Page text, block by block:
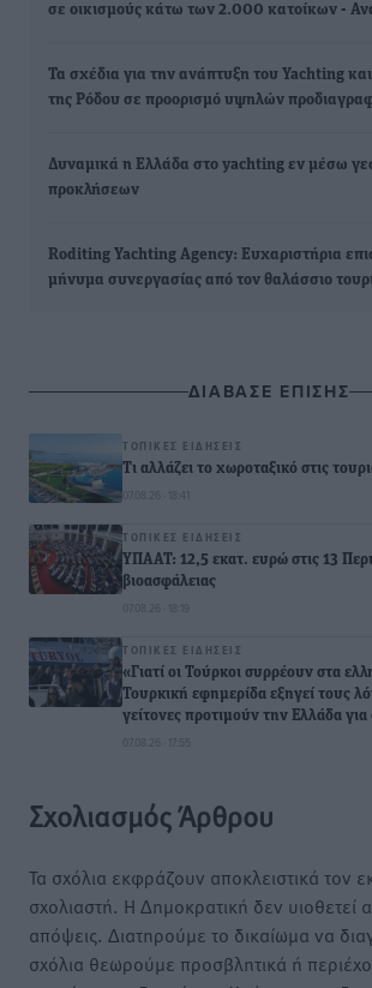
σε οικισμούς κάτω των 2.000 κατοίκων -
Τα σχέδια για την ανάπτυξη του Yachting
της Ρόδου σε προορισμό υψηλών
Δυναμικά η Ελλάδα στο yachting εν μέσω
προκλήσεων
Roditing Yachting Agency: Ευχαριστήρια
μήνυμα συνεργασίας από τον θαλάσσιο
ΔΙΑΒΑΣΕ ΕΠΙΣΗΣ
ΤΟΠΙΚΈΣ ΕΙΔΉΣΕΙΣ
Τι αλλάζει το χωροταξικό στις
07.08.26 · 18:41
ΤΟΠΙΚΈΣ ΕΙΔΉΣΕΙΣ
ΥΠΑΑΤ: 12,5 εκατ. ευρώ στις 13
βιοασφάλειας
07.08.26 · 18:19
ΤΟΠΙΚΈΣ ΕΙΔΉΣΕΙΣ
«Γιατί οι Τούρκοι συρρέουν στα
Τουρκική εφημερίδα εξηγεί τους
γείτονες προτιμούν την Ελλάδα για
07.08.26 · 17:55
Σχολιασμός Άρθρου
Τα σχόλια εκφράζουν αποκλειστικά τον
σχολιαστή. Η Δημοκρατική δεν υιοθετεί
απόψεις. Διατηρούμε το δικαίωμα να
σχόλια θεωρούμε προσβλητικά ή